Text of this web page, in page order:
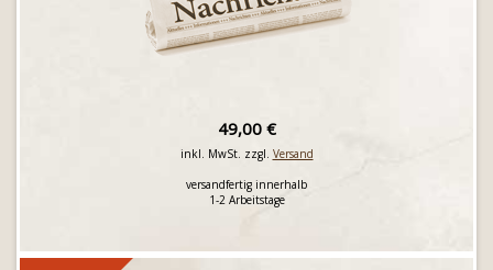
49,00 €
inkl. MwSt. zzgl. Versand
versandfertig innerhalb
1-2 Arbeitstage